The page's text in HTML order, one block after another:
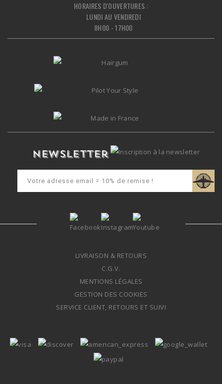
HORAIRES D'OUVERTURES :
LUNDI AU VENDREDI
8H00 - 17H00
Newsletter
LIVRAISON & RETOURS
C.G.V.
MENTIONS LÉGALES
GESTION DES COOKIES
SERVICE CLIENT, RETOURS ET SUIVI